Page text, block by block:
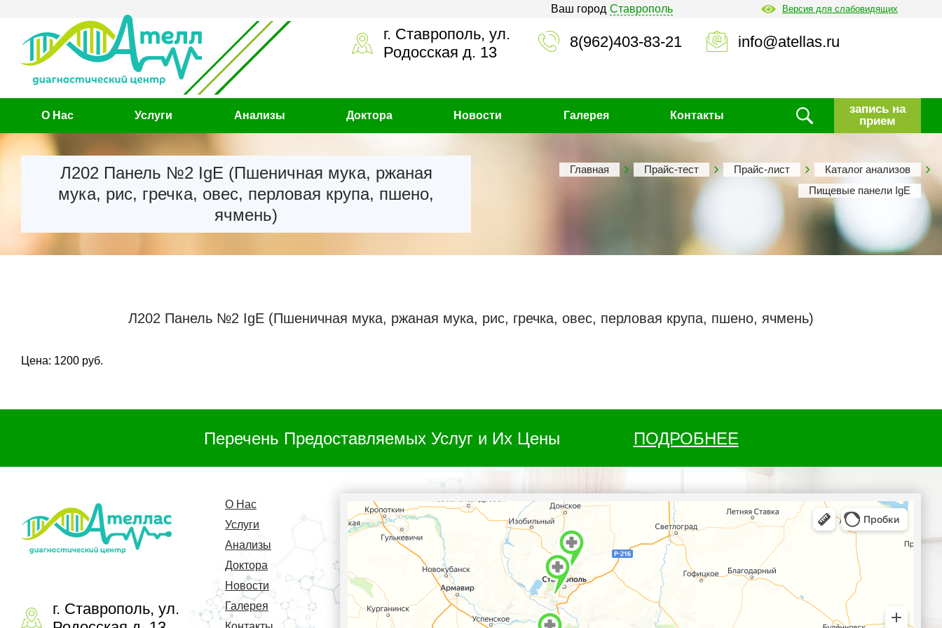
Ваш город Ставрополь Версия для слабовидящих
г. Ставрополь, ул.
Родосская д. 13
8(962)403-83-21 info@atellas.ru
О Нас Услуги Анализы Доктора Новости Галерея Контакты
запись на
прием
Л202 Панель №2 IgE (Пшеничная мука, ржаная
мука, рис, гречка, овес, перловая крупа, пшено,
ячмень)
Главная Прайс-тест Прайс-лист
Каталог анализов
Пищевые панели IgE
Л202 Панель №2 IgE (Пшеничная мука, ржаная мука, рис, гречка, овес, перловая крупа, пшено, ячмень)
Цена: 1200 руб.
Перечень Предоставляемых Услуг и Их Цены ПОДРОБНЕЕ
г. Ставрополь, ул.
О Нас
Услуги
Анализы
Доктора
Новости
Галерея